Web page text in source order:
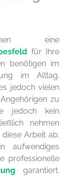
eine
für Ihre
benötigen im
im Alltag.
jedoch vielen
zu
jedoch kein
nehmen
Arbeit ab.
aufwendiges
professionelle
garantiert.